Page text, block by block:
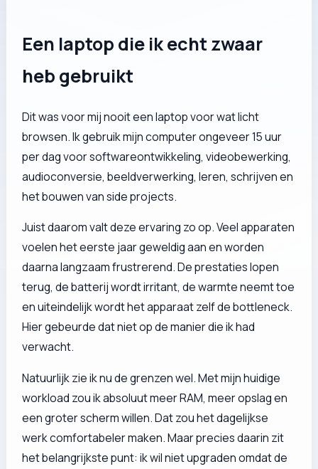
Een laptop die ik echt zwaar
heb gebruikt
Dit was voor mij nooit een laptop voor wat licht
browsen. Ik gebruik mijn computer ongeveer 15 uur
per dag voor softwareontwikkeling, videobewerking,
audioconversie, beeldverwerking, leren, schrijven en
het bouwen van side projects.
Juist daarom valt deze ervaring zo op. Veel apparaten
voelen het eerste jaar geweldig aan en worden
daarna langzaam frustrerend. De prestaties lopen
terug, de batterij wordt irritant, de warmte neemt toe
en uiteindelijk wordt het apparaat zelf de bottleneck.
Hier gebeurde dat niet op de manier die ik had
verwacht.
Natuurlijk zie ik nu de grenzen wel. Met mijn huidige
workload zou ik absoluut meer RAM, meer opslag en
een groter scherm willen. Dat zou het dagelijkse
werk comfortabeler maken. Maar precies daarin zit
het belangrijkste punt: ik wil niet upgraden omdat de